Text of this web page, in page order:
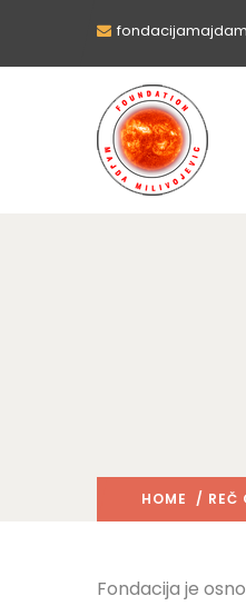
HOME / REČ
Fondacija je